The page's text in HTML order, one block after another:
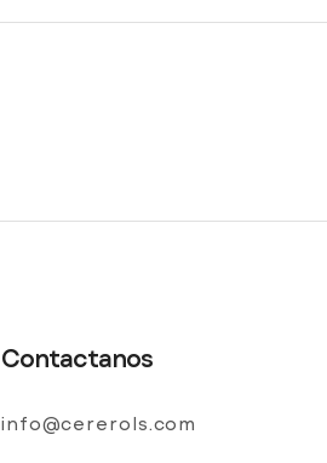
Contactanos
info@cererols.com